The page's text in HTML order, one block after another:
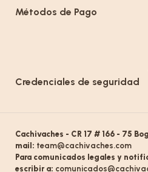
Métodos de Pago
Credenciales de seguridad
Cachivaches - CR 17 # 166 - 75
mail: team@cachivaches.com
Para comunicados legales y
escribir a: